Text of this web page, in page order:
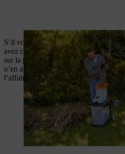
S’il vous reste un peu de gazon en
avez creusées pour votre potager sur
sur la première couche grossière
n’en avez pas de disponible, une
l’affaire, elle doit juste être perméable à